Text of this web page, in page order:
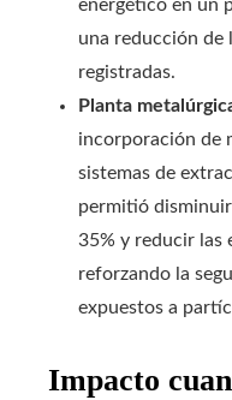
energético en un
una reducción de
registradas.
Planta
incorporación de
sistemas de
permitió
35% y reducir las
reforzando la
expuestos a
Impacto